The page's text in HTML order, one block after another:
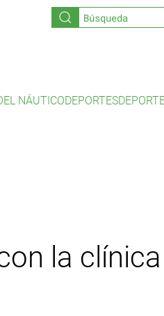
EL NÁUTICODEPORTES
la clínica